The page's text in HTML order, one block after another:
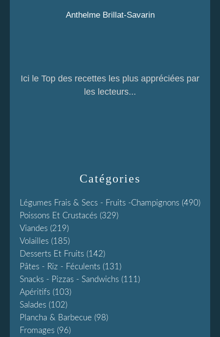
Catégories
Légumes Frais & Secs - Fruits -champignons (490)
Poissons Et Crustacés (329)
Viandes (219)
Volailles (185)
Desserts Et Fruits (142)
Pâtes - Riz - Féculents (131)
Snacks - Pizzas - Sandwichs (111)
Apéritifs (103)
Salades (102)
Plancha & Barbecue (98)
Fromages (96)
Anthelme Brillat-Savarin
Ici le Top des recettes les plus appréciées par
les lecteurs...